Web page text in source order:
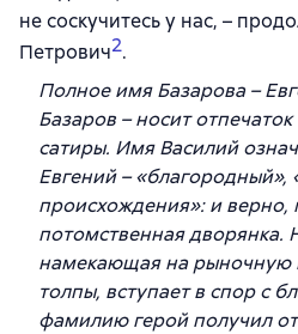
не соскучитесь у нас, –
Петрович2.
Полное имя Базарова –
Базаров – носит
сатиры. Имя Василий
Евгений – «благородный»,
происхождения»: и верно,
потомственная дворянка.
намекающая на
толпы, вступает в спор с
фамилию герой получил от